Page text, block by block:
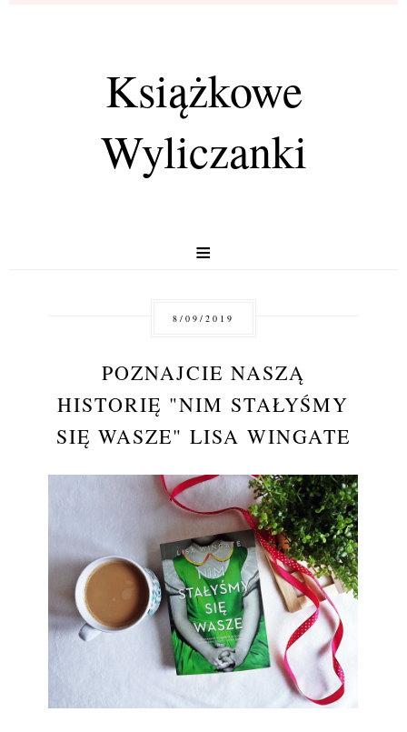
Książkowe
Wyliczanki
≡
8/09/2019
POZNAJCIE NASZĄ
HISTORIĘ "NIM STAŁYŚMY
SIĘ WASZE" LISA WINGATE